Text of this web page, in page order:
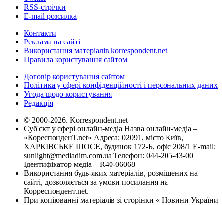
RSS-стрічки
E-mail розсилка
Контакти
Реклама на сайті
Використання матеріалів korrespondent.net
Правила користування сайтом
Договір користування сайтом
Політика у сфері конфіденційності і персональних даних
Угода щодо користування
Редакція
© 2000-2026, Korrespondent.net
Суб'єкт у сфері онлайн-медіа Назва онлайн-медіа –
«КореспонденТ.net» Адреса: 02091, місто Київ,
ХАРКІВСЬКЕ ШОСЕ, будинок 172-Б, офіс 208/1 E-mail:
sunlight@mediadim.com.ua Телефон: 044-205-43-00
Ідентифікатор медіа – R40-06068
Використання будь-яких матеріалів, розміщених на
сайті, дозволяється за умови посилання на
Корреспондент.net.
При копіюванні матеріалів зі сторінки « Новини України